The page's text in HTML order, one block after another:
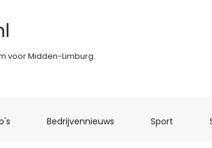
voor Midden-Limburg.
(current)Bedrijvennieuws (current)Sport (current)